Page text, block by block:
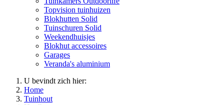
Topvision tuinhuizen
Blokhutten Solid
Tuinschuren Solid
Weekendhuisjes
Blokhut accessoires
Garages
Veranda's aluminium
U bevindt zich hier:
Home
Tuinhout